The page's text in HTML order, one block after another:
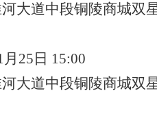
大道中段铜陵商城双
25日 15:00
大道中段铜陵商城双